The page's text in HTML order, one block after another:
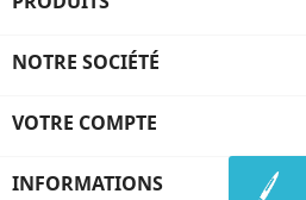
NOTRE SOCIÉTÉ
VOTRE COMPTE
INFORMATIONS